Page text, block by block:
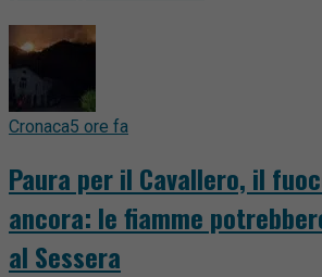
Cronaca5 ore fa
Paura per il Cavallero, il
ancora: le fiamme
al Sessera